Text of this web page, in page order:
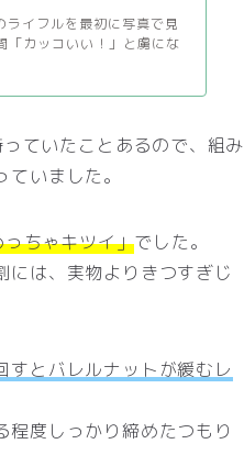
イフルを最初に写真で見
「カッコいい！」と虜にな
ていたことあるので、組み
いました。
っちゃキツイ」でした。
には、実物よりきつすぎじ
すとバレルナットが緩むレ
度しっかり締めたつもり